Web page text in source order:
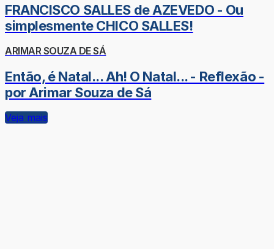
FRANCISCO SALLES de AZEVEDO - Ou
simplesmente CHICO SALLES!
ARIMAR SOUZA DE SÁ
Então, é Natal... Ah! O Natal... - Reflexão -
por Arimar Souza de Sá
Veja mais